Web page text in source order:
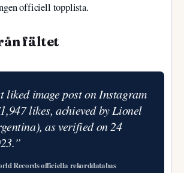
officiell topplista.
fältet
liked image post on Instagram
likes, achieved by Lionel
as verified on 24
Records officiella rekorddatabas